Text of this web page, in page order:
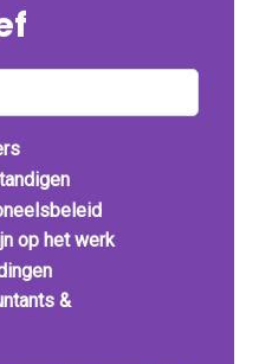
op het werk
&